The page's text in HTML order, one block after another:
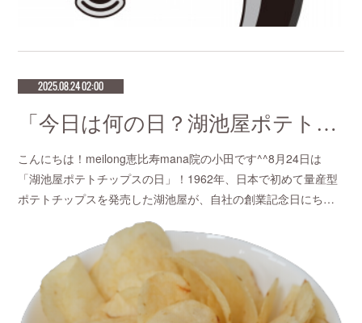
2025.08.24 02:00
「今日は何の日？湖池屋ポテトチップスの日」恵比寿で鍼灸師をお探しなら恵比寿meilong
こんにちは！meilong恵比寿mana院の小田です^^8月24日は
「湖池屋ポテトチップスの日」！1962年、日本で初めて量産型
ポテトチップスを発売した湖池屋が、自社の創業記念日にち…